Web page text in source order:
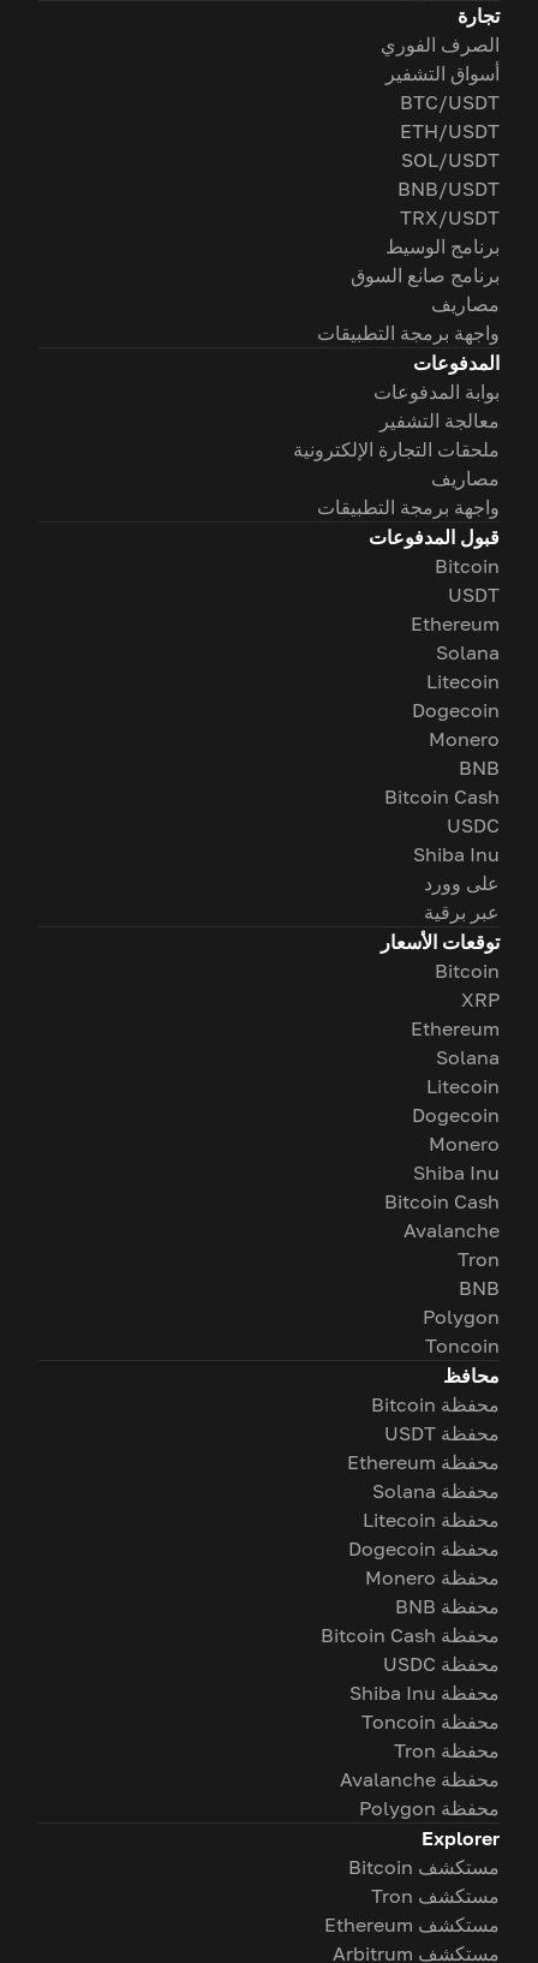
تجارة
الصرف الفوري
أسواق التشفير
BTC/USDT
ETH/USDT
SOL/USDT
BNB/USDT
TRX/USDT
برنامج الوسيط
برنامج صانع السوق
مصاريف
واجهة برمجة التطبيقات
المدفوعات
بوابة المدفوعات
معالجة التشفير
ملحقات التجارة الإلكترونية
مصاريف
واجهة برمجة التطبيقات
قبول المدفوعات
Bitcoin
USDT
Ethereum
Solana
Litecoin
Dogecoin
Monero
BNB
Bitcoin Cash
USDC
Shiba Inu
على وورد
عبر برقية
توقعات الأسعار
Bitcoin
XRP
Ethereum
Solana
Litecoin
Dogecoin
Monero
Shiba Inu
Bitcoin Cash
Avalanche
Tron
BNB
Polygon
Toncoin
محافظ
محفظة Bitcoin
محفظة USDT
محفظة Ethereum
محفظة Solana
محفظة Litecoin
محفظة Dogecoin
محفظة Monero
محفظة BNB
محفظة Bitcoin Cash
محفظة USDC
محفظة Shiba Inu
محفظة Toncoin
محفظة Tron
محفظة Avalanche
محفظة Polygon
Explorer
مستكشف Bitcoin
مستكشف Tron
مستكشف Ethereum
مستكشف Arbitrum